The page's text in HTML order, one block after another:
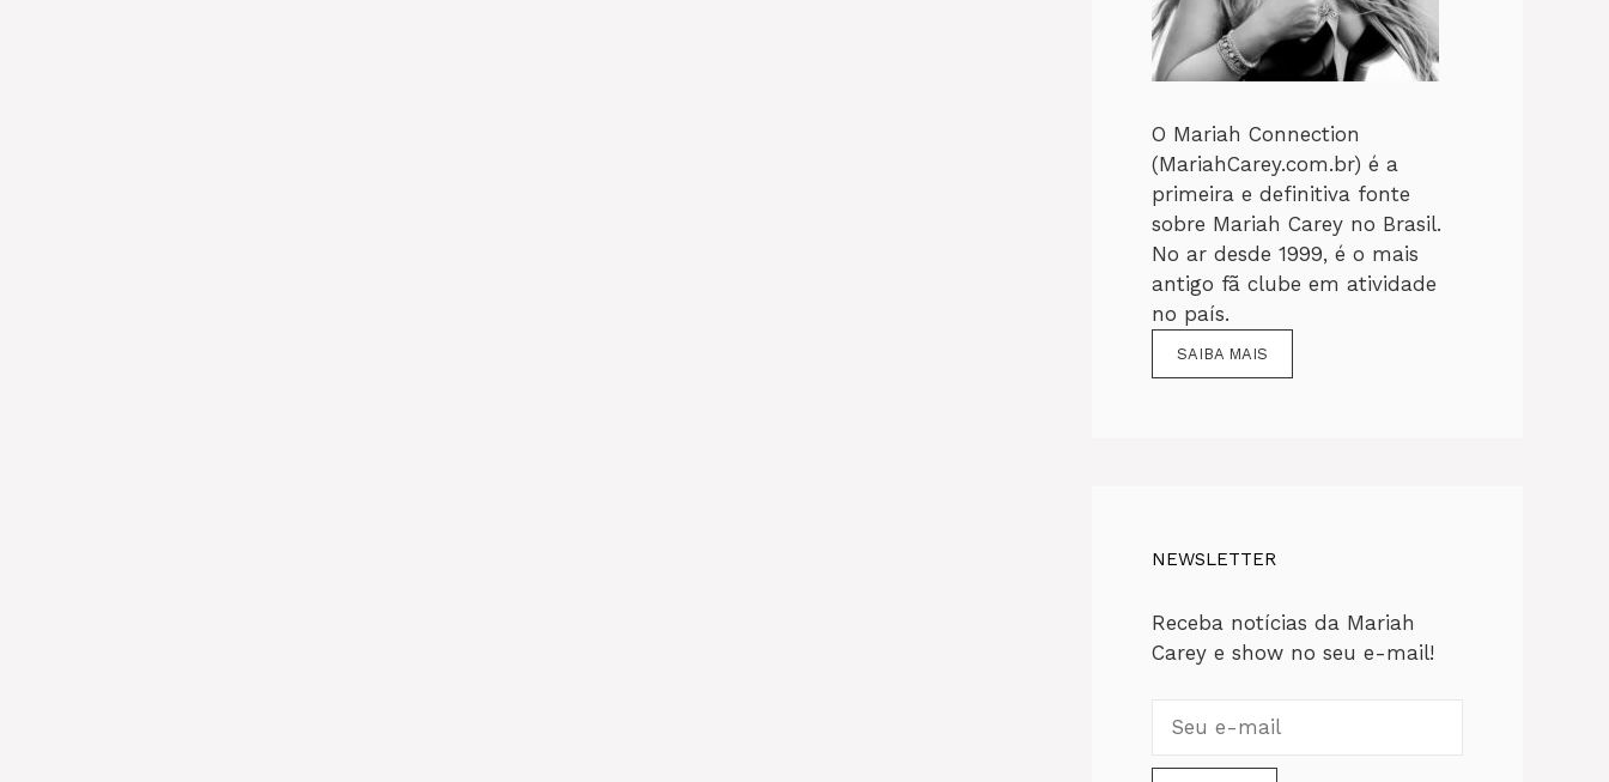
O Mariah Connection
(MariahCarey.com.br) é a
primeira e definitiva fonte
sobre Mariah Carey no Brasil.
No ar desde 1999, é o mais
antigo fã clube em atividade
no país.
SAIBA MAIS
NEWSLETTER
Receba notícias da Mariah
Carey e show no seu e-mail!